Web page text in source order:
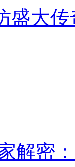
大传
解密